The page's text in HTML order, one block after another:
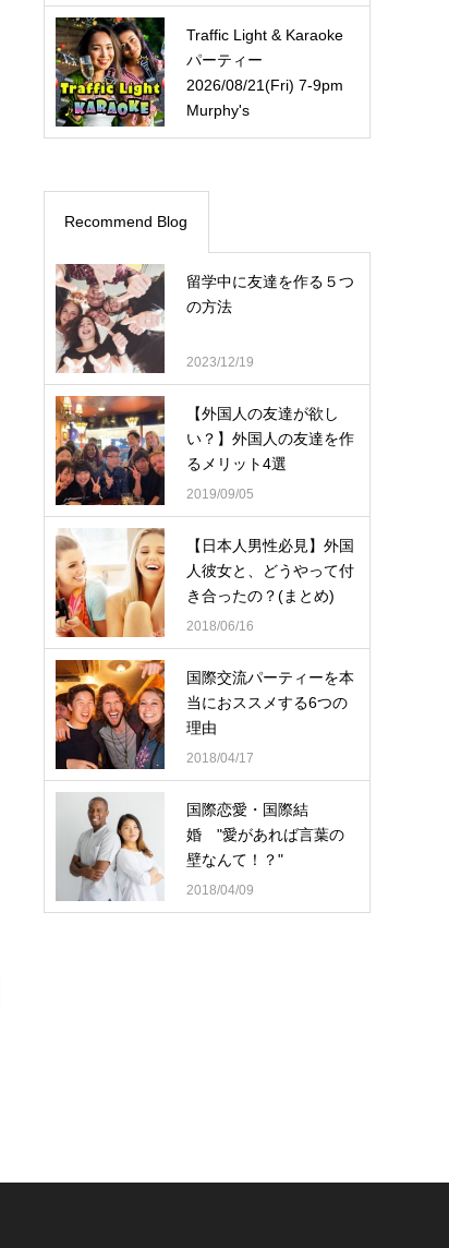
Traffic Light & Karaoke
パーティー
2026/08/21(Fri) 7-9pm
Murphy's
Recommend Blog
留学中に友達を作る５つ
の方法
2023/12/19
【外国人の友達が欲し
い？】外国人の友達を作
るメリット4選
2019/09/05
【日本人男性必見】外国
人彼女と、どうやって付
き合ったの？(まとめ)
2018/06/16
国際交流パーティーを本
当におススメする6つの
理由
2018/04/17
国際恋愛・国際結
婚 "愛があれば言葉の
壁なんて！？"
2018/04/09